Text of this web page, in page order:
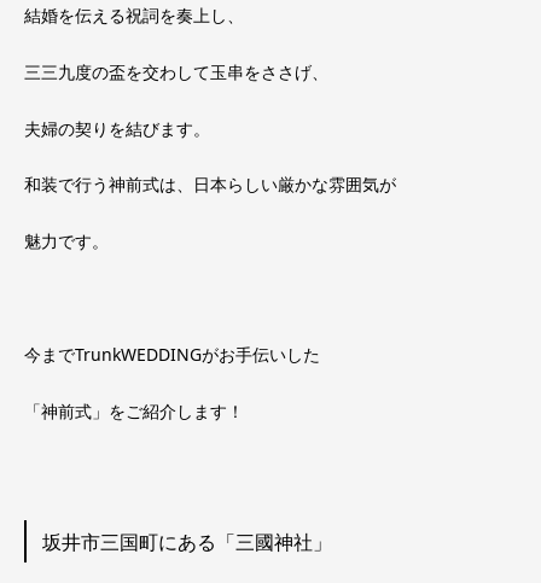
結婚を伝える祝詞を奏上し、
三三九度の盃を交わして玉串をささげ、
夫婦の契りを結びます。
和装で行う神前式は、日本らしい厳かな雰囲気が
魅力です。
今までTrunkWEDDINGがお手伝いした
「神前式」をご紹介します！
坂井市三国町にある「三國神社」